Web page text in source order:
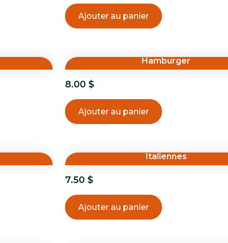
Ajouter au panier
Hamburger
8.00 $
Ajouter au panier
Italiennes
7.50 $
Ajouter au panier